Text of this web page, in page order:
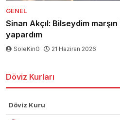
GENEL
Sinan Akçıl: Bilseydim
yapardım
SoleKinG 21 Haziran 2026
Döviz Kurları
Döviz Kuru